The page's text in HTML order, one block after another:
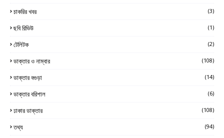
চাকরির খবর (3)
ছবি রিভিউ (1)
টেলিটক (2)
ডাক্তার ও নাম্বার (108)
ডাক্তার বগুড়া (14)
ডাক্তার বরিশাল (6)
ঢাকার ডাক্তার (108)
তথ্য (94)